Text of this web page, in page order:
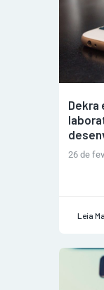
Dekra
26 de
Leia